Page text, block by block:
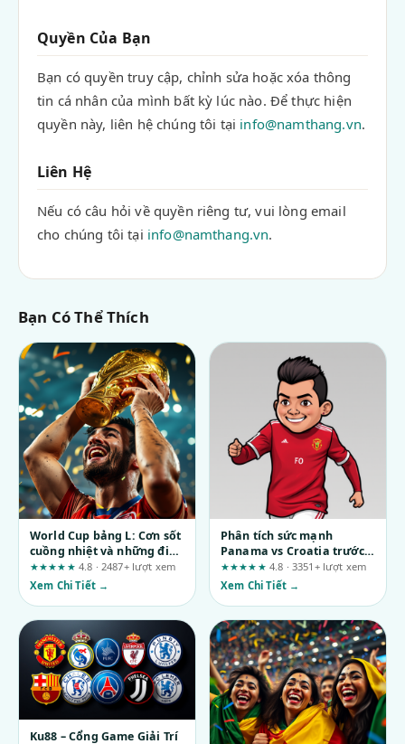
Quyền Của Bạn
Bạn có quyền truy cập, chỉnh sửa hoặc xóa thông
tin cá nhân của mình bất kỳ lúc nào. Để thực hiện
quyền này, liên hệ chúng tôi tại info@namthang.vn.
Liên Hệ
Nếu có câu hỏi về quyền riêng tư, vui lòng email
cho chúng tôi tại info@namthang.vn.
Bạn Có Thể Thích
World Cup bảng L: Cơn sốt
cuồng nhiệt và những điều
chưa kể cho fan bóng đá
★★★★★ 4.8 · 2487+ lượt xem
Xem Chi Tiết →
Phân tích sức mạnh
Panama vs Croatia trước
giờ bóng lăn: Ai sẽ chiếm
ưu thế?
★★★★★ 4.8 · 3351+ lượt xem
Xem Chi Tiết →
Ku88 – Cổng Game Giải Trí